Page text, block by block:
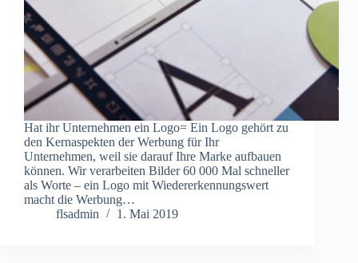
Hat ihr Unternehmen ein Logo= Ein Logo gehört zu
den Kernaspekten der Werbung für Ihr
Unternehmen, weil sie darauf Ihre Marke aufbauen
können. Wir verarbeiten Bilder 60 000 Mal schneller
als Worte – ein Logo mit Wiedererkennungswert
macht die Werbung…
flsadmin
1. Mai 2019